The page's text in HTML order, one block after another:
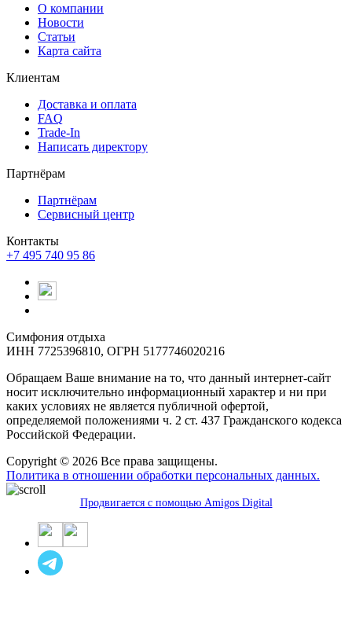
О компании
Новости
Статьи
Карта сайта
Клиентам
Доставка и оплата
FAQ
Trade-In
Написать директору
Партнёрам
Партнёрам
Сервисный центр
Контакты
+7 495 740 95 86
Симфония отдыха
ИНН 7725396810, ОГРН 5177746020216
Обращаем Ваше внимание на то, что данный интернет-сайт
носит исключительно информационный характер и ни при
каких условиях не является публичной офертой,
определяемой положениями ч. 2 ст. 437 Гражданского кодекса
Российской Федерации.
Copyright © 2026 Все права защищены.
Политика в отношении обработки персональных данных.
Продвигается с помощью Amigos Digital